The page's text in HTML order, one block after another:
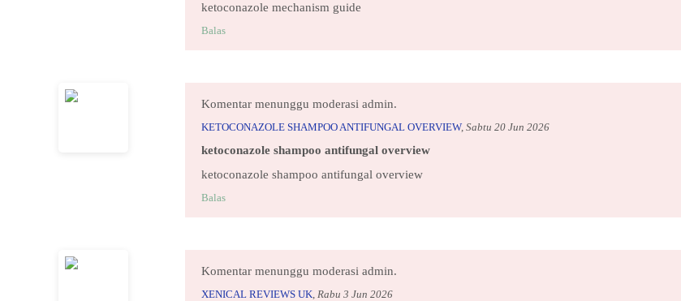
ketoconazole mechanism guide
Balas
Komentar menunggu moderasi admin.
KETOCONAZOLE SHAMPOO ANTIFUNGAL OVERVIEW, Sabtu 20 Jun 2026
ketoconazole shampoo antifungal overview
ketoconazole shampoo antifungal overview
Balas
Komentar menunggu moderasi admin.
XENICAL REVIEWS UK, Rabu 3 Jun 2026